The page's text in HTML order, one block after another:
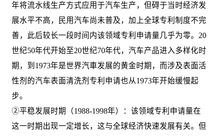
年将流水线生产方式应用于汽车生产，但碍于当时经济发
展水平不高，民用汽车尚未普及，加上全球专利制度不完
善，此后较长一段时间内该领域专利申请量几乎为零。20
世纪50年代开始至20世纪70年代，汽车产品进入多样化时
期，到1973年是世界汽車发展的黄金时期，而涉及表面活
性剂的汽车表面清洗剂专利申请也从1973年开始缓慢起
步。
②平稳发展时期（1988-1998年）：该领域专利申请量在
这一时期出现一定增长，这与全球经济快速发展有关。但